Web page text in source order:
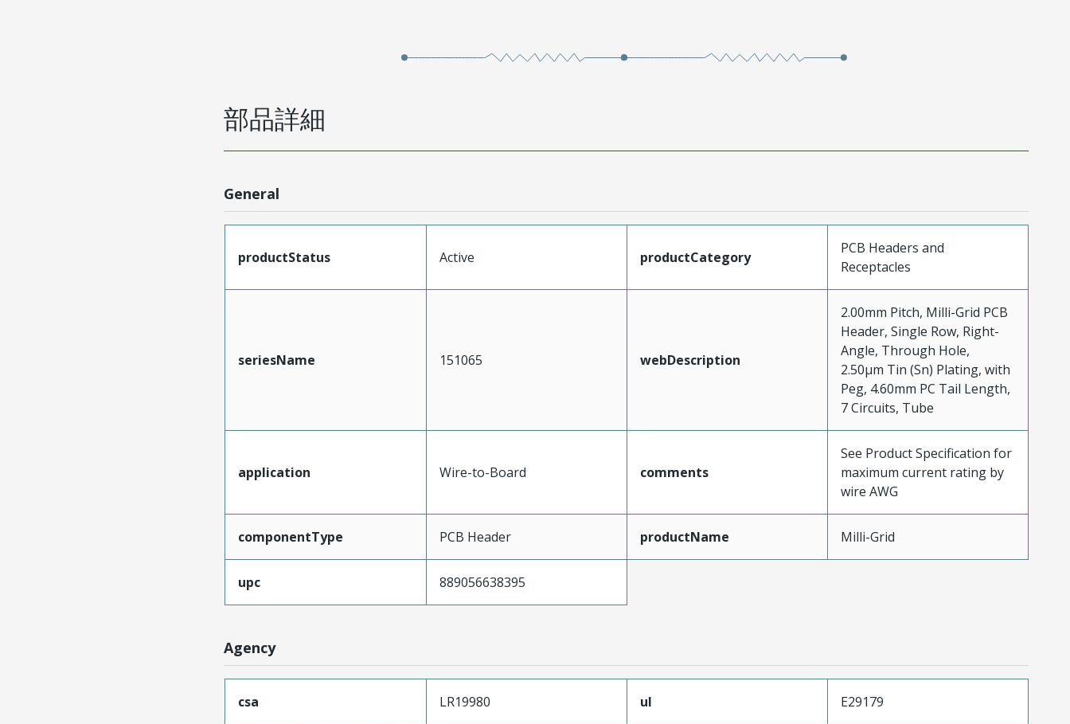
部品詳細
General
productStatus Active productCategory
PCB Headers and
Receptacles
seriesName 151065 webDescription
2.00mm Pitch, Milli-Grid PCB
Header, Single Row, Right-
Angle, Through Hole,
2.50µm Tin (Sn) Plating, with
Peg, 4.60mm PC Tail Length,
7 Circuits, Tube
application Wire-to-Board comments
See Product Specification for
maximum current rating by
wire AWG
componentType PCB Header productName Milli-Grid
upc 889056638395
Agency
csa LR19980 ul
E29179